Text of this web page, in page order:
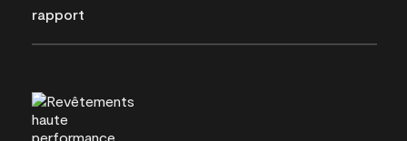
rapport